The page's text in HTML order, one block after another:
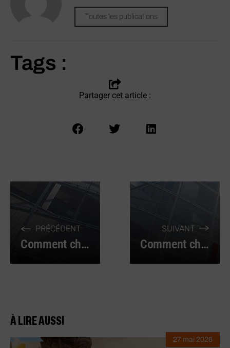
Toutes les publications
Tags :
Partager cet article :
PRÉCÉDENT
Comment choisir la bonne clé à molette ?
SUIVANT
Comment choisir le bon tournevis ?
À LIRE AUSSI
27 mai 2026